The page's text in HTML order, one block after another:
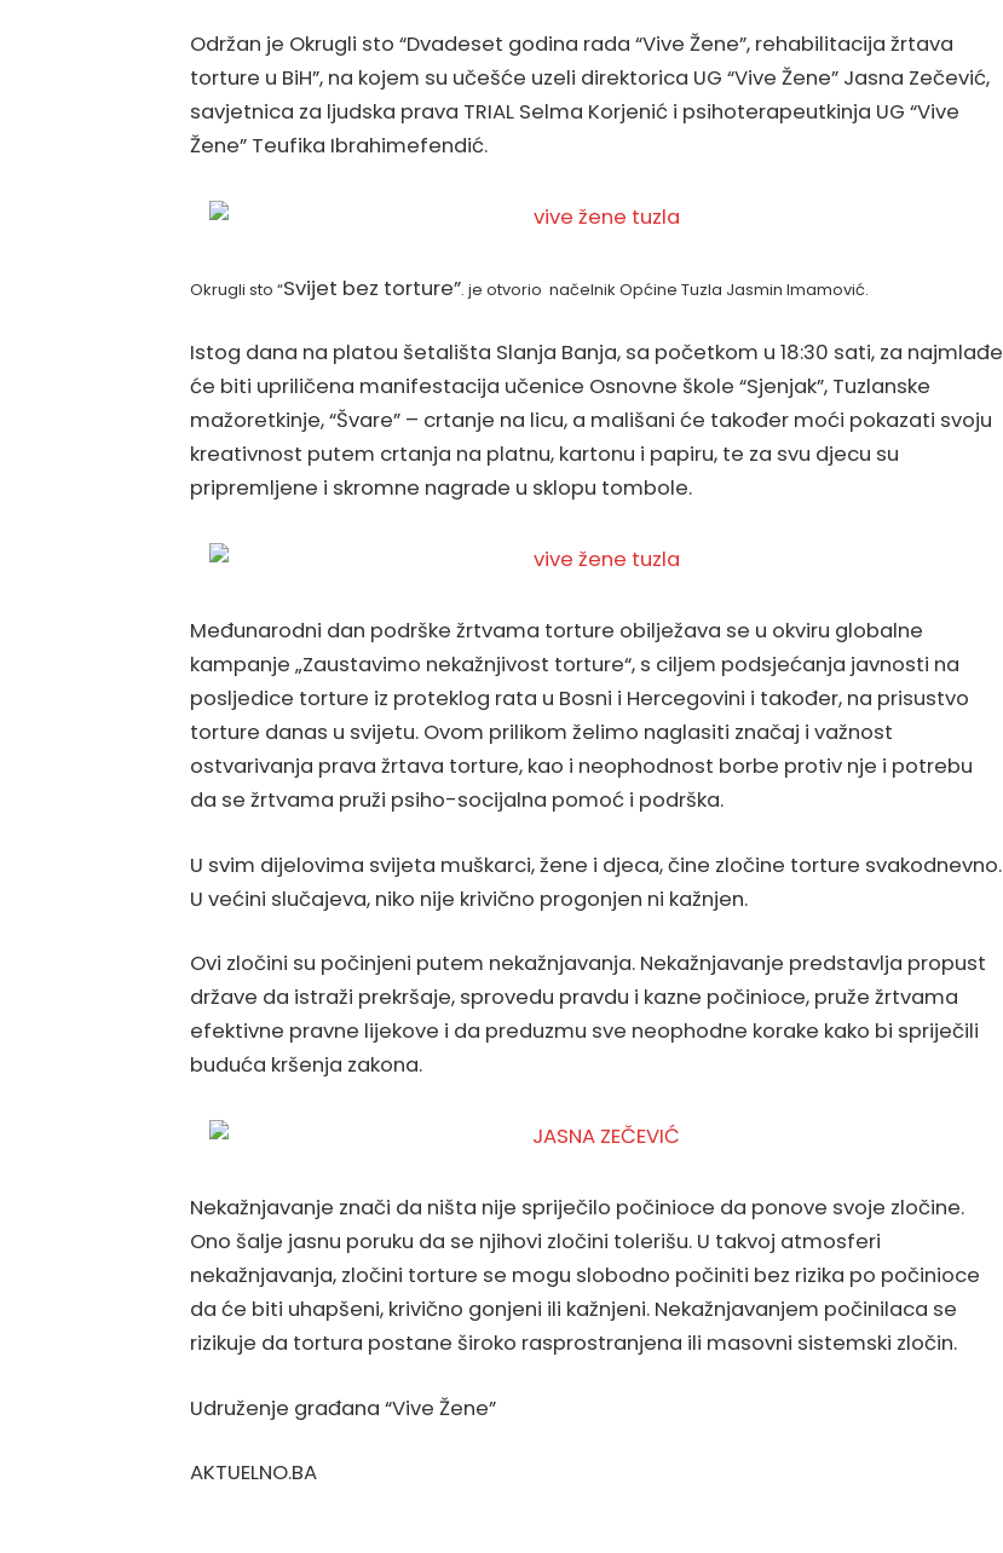
Održan je Okrugli sto “Dvadeset godina rada “Vive Žene”, rehabilitacija žrtava
torture u BiH”, na kojem su učešće uzeli direktorica UG “Vive Žene” Jasna Zečević,
savjetnica za ljudska prava TRIAL Selma Korjenić i psihoterapeutkinja UG “Vive
Žene” Teufika Ibrahimefendić.
Okrugli sto “Svijet bez torture”. je otvorio načelnik Općine Tuzla Jasmin Imamović.
Istog dana na platou šetališta Slanja Banja, sa početkom u 18:30 sati, za najmlađe
će biti upriličena manifestacija učenice Osnovne škole “Sjenjak”, Tuzlanske
mažoretkinje, “Švare” – crtanje na licu, a mališani će također moći pokazati svoju
kreativnost putem crtanja na platnu, kartonu i papiru, te za svu djecu su
pripremljene i skromne nagrade u sklopu tombole.
Međunarodni dan podrške žrtvama torture obilježava se u okviru globalne
kampanje „Zaustavimo nekažnjivost torture“, s ciljem podsjećanja javnosti na
posljedice torture iz proteklog rata u Bosni i Hercegovini i također, na prisustvo
torture danas u svijetu. Ovom prilikom želimo naglasiti značaj i važnost
ostvarivanja prava žrtava torture, kao i neophodnost borbe protiv nje i potrebu
da se žrtvama pruži psiho-socijalna pomoć i podrška.
U svim dijelovima svijeta muškarci, žene i djeca, čine zločine torture svakodnevno.
U većini slučajeva, niko nije krivično progonjen ni kažnjen.
Ovi zločini su počinjeni putem nekažnjavanja. Nekažnjavanje predstavlja propust
države da istraži prekršaje, sprovedu pravdu i kazne počinioce, pruže žrtvama
efektivne pravne lijekove i da preduzmu sve neophodne korake kako bi spriječili
buduća kršenja zakona.
Nekažnjavanje znači da ništa nije spriječilo počinioce da ponove svoje zločine.
Ono šalje jasnu poruku da se njihovi zločini tolerišu. U takvoj atmosferi
nekažnjavanja, zločini torture se mogu slobodno počiniti bez rizika po počinioce
da će biti uhapšeni, krivično gonjeni ili kažnjeni. Nekažnjavanjem počinilaca se
rizikuje da tortura postane široko rasprostranjena ili masovni sistemski zločin.
Udruženje građana “Vive Žene”
AKTUELNO.BA